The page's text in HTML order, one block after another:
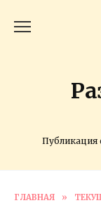
Публикация
ГЛАВНАЯ »